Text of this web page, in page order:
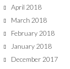
April 2018
March 2018
February 2018
January 2018
December 2017